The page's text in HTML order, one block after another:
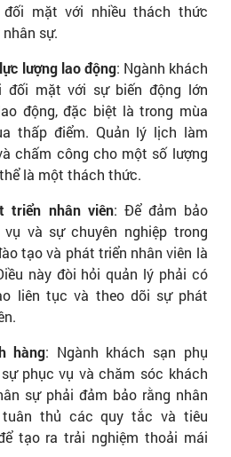
đối mặt với nhiều thách thức
sự.
lượng lao động: Ngành khách
đối mặt với sự biến động lớn
động, đặc biệt là trong mùa
thấp điểm. Quản lý lịch làm
chấm công cho một số lượng
là một thách thức.
triển nhân viên: Để đảm bảo
và sự chuyên nghiệp trong
tạo và phát triển nhân viên là
này đòi hỏi quản lý phải có
liên tục và theo dõi sự phát
hàng: Ngành khách sạn phụ
phục vụ và chăm sóc khách
sự phải đảm bảo rằng nhân
thủ các quy tắc và tiêu
tạo ra trải nghiệm thoải mái